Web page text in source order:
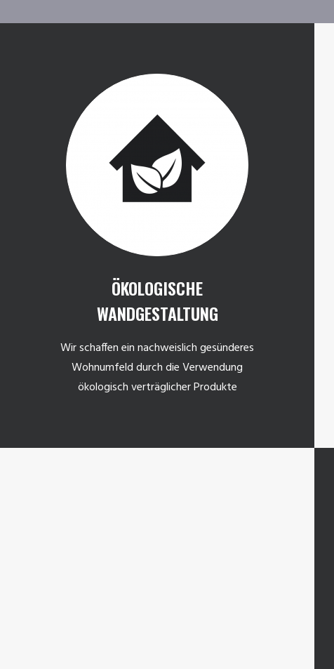
ÖKOLOGISCHE
WANDGESTALTUNG
Wir schaffen ein nachweislich gesünderes
Wohnumfeld durch die Verwendung
ökologisch verträglicher Produkte